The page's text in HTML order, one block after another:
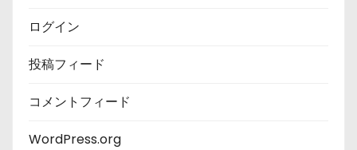
ログイン
投稿フィード
コメントフィード
WordPress.org